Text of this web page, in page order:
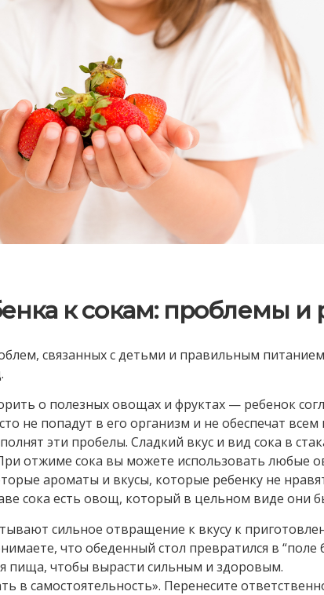
к сокам: проблемы
связанных с детьми и правильным
о полезных овощах и фруктах — ребенок
не попадут в его организм и не обеспечат
эти пробелы. Сладкий вкус и вид сока в
отжиме сока вы можете использовать любые
ароматы и вкусы, которые ребенку не
сока есть овощ, который в цельном виде они
сильное отвращение к вкусу к
что обеденный стол превратился в “поле
пища, чтобы вырасти сильным и здоровым.
в самостоятельность». Перенесите